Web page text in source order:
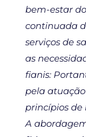
bem-estar
continuada
serviços de
as
fianis:
pela
princípios de
A